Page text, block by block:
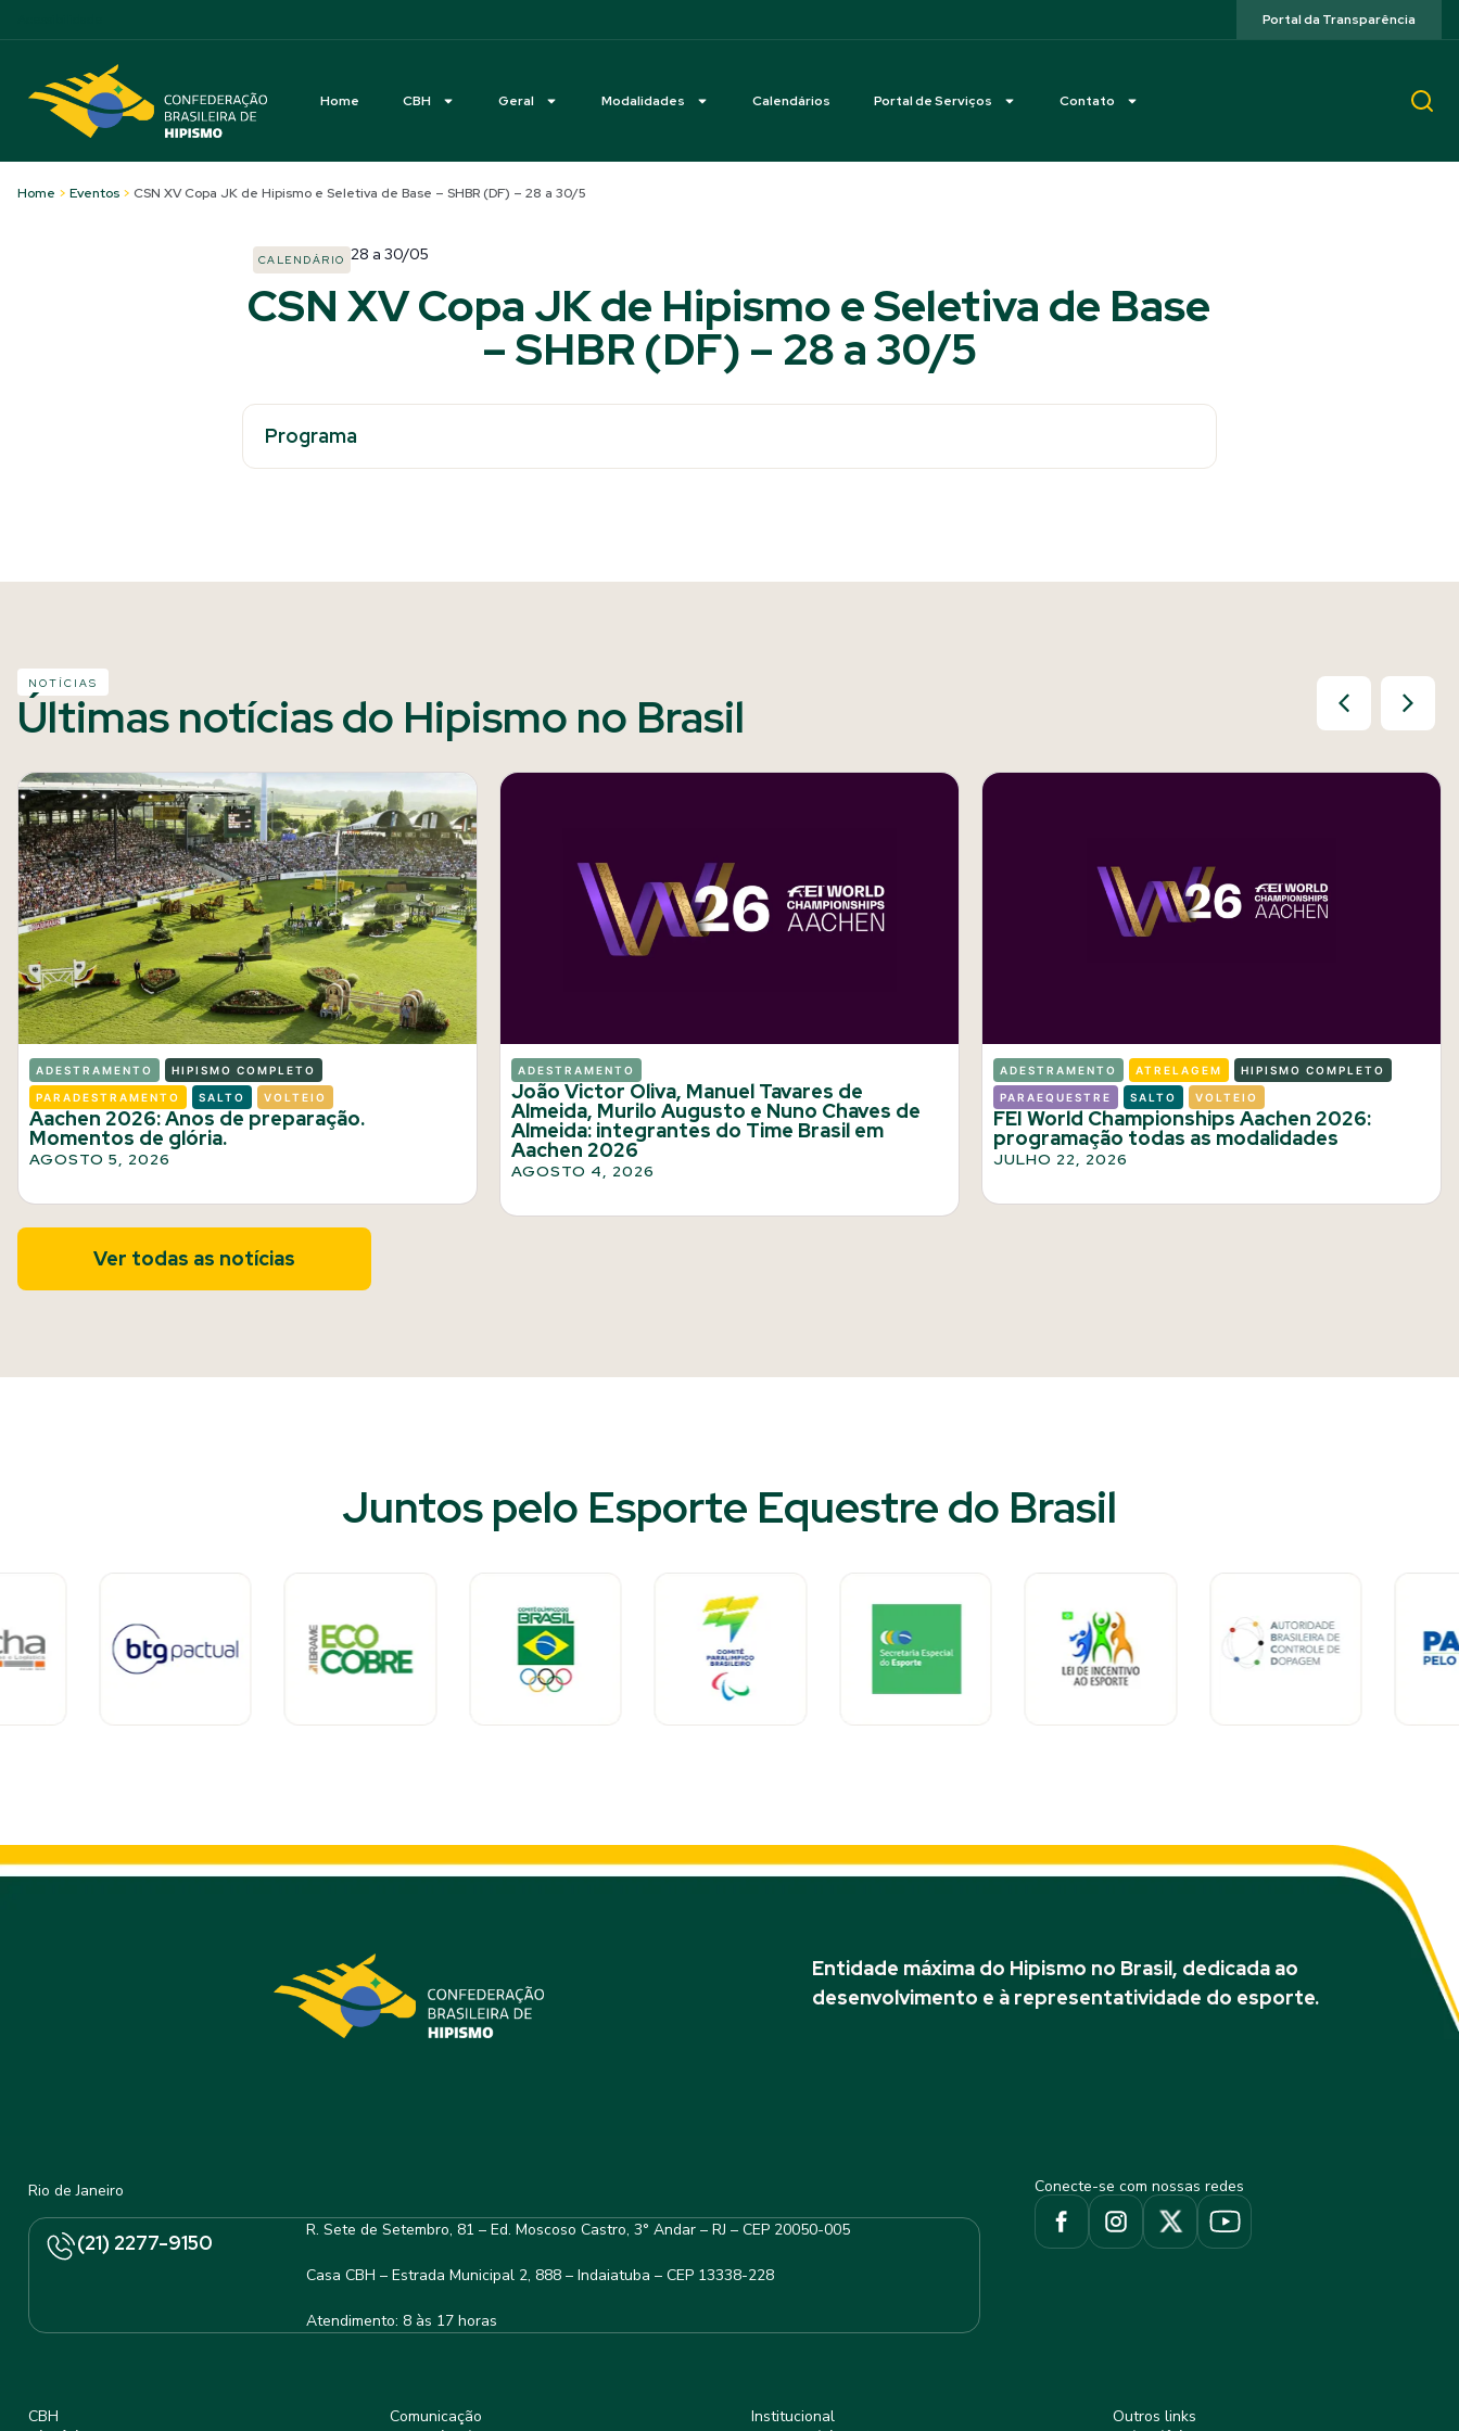
Portal da Transparência
Home CBH Geral Modalidades Calendários Portal de Serviços Contato
Home > Eventos > CSN XV Copa JK de Hipismo e Seletiva de Base – SHBR (DF) – 28 a 30/5
CALENDÁRIO 28 a 30/05
CSN XV Copa JK de Hipismo e Seletiva de Base
– SHBR (DF) – 28 a 30/5
Programa
NOTÍCIAS
Últimas notícias do Hipismo no Brasil
ADESTRAMENTO HIPISMO COMPLETO
PARADESTRAMENTO SALTO VOLTEIO
Aachen 2026: Anos de preparação.
Momentos de glória.
AGOSTO 5, 2026
ADESTRAMENTO
João Victor Oliva, Manuel Tavares de
Almeida, Murilo Augusto e Nuno Chaves de
Almeida: integrantes do Time Brasil em
Aachen 2026
AGOSTO 4, 2026
ADESTRAMENTO ATRELAGEM HIPISMO COMPLETO
PARAEQUESTRE SALTO VOLTEIO
FEI World Championships Aachen 2026:
programação todas as modalidades
JULHO 22, 2026
Ver todas as notícias
Juntos pelo Esporte Equestre do Brasil​
Entidade máxima do Hipismo no Brasil, dedicada ao
desenvolvimento e à representatividade do esporte.
Rio de Janeiro
(21) 2277-9150
R. Sete de Setembro, 81 – Ed. Moscoso Castro, 3° Andar – RJ – CEP 20050-005
Casa CBH – Estrada Municipal 2, 888 – Indaiatuba – CEP 13338-228
Atendimento: 8 às 17 horas
Conecte-se com nossas redes
CBH Comunicação Institucional Outros links